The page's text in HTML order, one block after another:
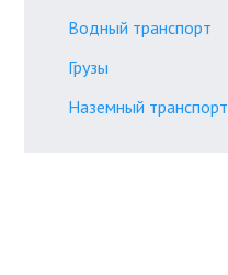
Водный транспорт
Грузы
Наземный транспорт